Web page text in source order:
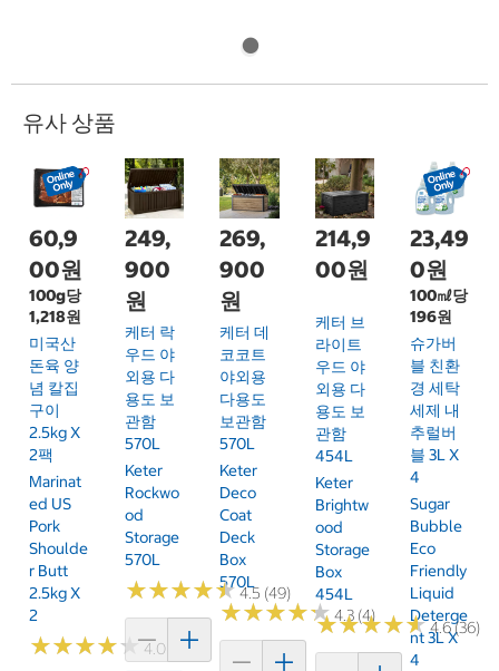
유사 상품
60,9
00원
100g당
1,218원
미국산
돈육 양
념 칼집
구이
2.5kg X
2팩
Marinat
Ed US
Pork
Shoulde
R Butt
2.5kg X
2
★★★★★
★★★★★4.0 (61)
249,
900
원
케터 락
우드 야
외용 다
용도 보
관함
570L
Keter
Rockwo
Od
Storage
570L
★★★★★
★★★★★4.5 (49)
269,
900
원
케터 데
코코트
야외용
다용도
보관함
570L
Keter
Deco
Coat
Deck
Box
570L
★★★★★
★★★★★ 4.3 (4)
214,9
00원
케터 브
라이트
우드 야
외용 다
용도 보
관함
454L
Keter
Brightw
Ood
Storage
Box
454L
★★★★★
★★★★★4.6 (36)
23,49
0원
100㎖당
196원
슈가버
블 친환
경 세탁
세제 내
추럴버
블 3L X
4
Sugar
Bubble
Eco
Friendly
Liquid
Deterge
Nt 3L X
4